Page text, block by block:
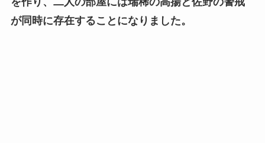
が同時に存在することになりました。